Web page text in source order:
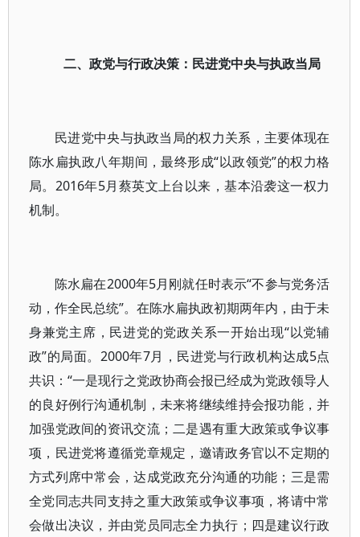
二、政党与行政决策：民进党中央与执政当局
民进党中央与执政当局的权力关系，主要体现在
陈水扁执政八年期间，最终形成“以政领党”的权力格
局。2016年5月蔡英文上台以来，基本沿袭这一权力
机制。
陈水扁在2000年5月刚就任时表示“不参与党务活
动，作全民总统”。在陈水扁执政初期两年内，由于未
身兼党主席，民进党的党政关系一开始出现“以党辅
政”的局面。2000年7月，民进党与行政机构达成5点
共识：“一是现行之党政协商会报已经成为党政领导人
的良好例行沟通机制，未来将继续维持会报功能，并
加强党政间的资讯交流；二是遇有重大政策或争议事
项，民进党将遵循党章规定，邀请政务官以不定期的
方式列席中常会，达成党政充分沟通的功能；三是需
全党同志共同支持之重大政策或争议事项，将请中常
会做出决议，并由党员同志全力执行；四是建议行政